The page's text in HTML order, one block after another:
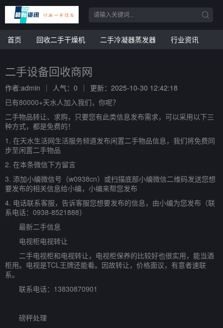
首页 回收二手干燥机 二手冷凝器蒸发器 行业资讯
二手设备回收商网
作者:admin 人气：0
更新：2025-10-30 12:42:18
已有80000+天水人加入我们，你呢？
二手物品转让、求购，只要您有此类信息发布需求，可以采用以下三
种方式，都是免费的！
1. 在天水生活网生活服务频道发布闲置二手物品信息，我们将免费同
步至闲置二手物品
2. 在本条微信下方留言
3. 添加小编微信号（w0938cn）或扫描底部小编微信二维码发送您想
要发布的相关信息给小编，小编来帮您发布
4. 电话联系客服，告诉客服您想要发布的信息，由小编为您发布（联
系电话：0938-8521888）
最新二手信息
电视柜电视转让
二手电视柜和电视转让，电视柜保养的比较好也很实用，能当酒
柜用。电视是TCL王牌还能看。因故转让，价格面议，有意者速联
系。
联系电话：13830870901
磅秤处理